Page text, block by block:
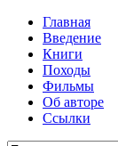
Главная
Введение
Книги
Походы
Фильмы
Об авторе
Ссылки